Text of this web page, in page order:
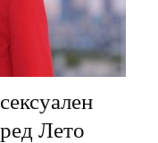
Лето